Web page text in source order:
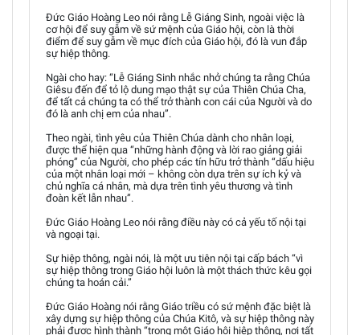
Đức Giáo Hoàng Leo nói rằng Lễ Giáng Sinh, ngoài việc là
cơ hội để suy gẫm về sứ mệnh của Giáo hội, còn là thời
điểm để suy gẫm về mục đích của Giáo hội, đó là vun đắp
sự hiệp thông.
Ngài cho hay: “Lễ Giáng Sinh nhắc nhở chúng ta rằng Chúa
Giêsu đến để tỏ lộ dung mạo thật sự của Thiên Chúa Cha,
để tất cả chúng ta có thể trở thành con cái của Người và do
đó là anh chị em của nhau”.
Theo ngài, tình yêu của Thiên Chúa dành cho nhân loại,
được thể hiện qua “những hành động và lời rao giảng giải
phóng” của Người, cho phép các tín hữu trở thành “dấu hiệu
của một nhân loại mới – không còn dựa trên sự ích kỷ và
chủ nghĩa cá nhân, mà dựa trên tình yêu thương và tình
đoàn kết lẫn nhau”.
Đức Giáo Hoàng Leo nói rằng điều này có cả yếu tố nội tại
và ngoại tại.
Sự hiệp thông, ngài nói, là một ưu tiên nội tại cấp bách “vì
sự hiệp thông trong Giáo hội luôn là một thách thức kêu gọi
chúng ta hoán cải.”
Đức Giáo Hoàng nói rằng Giáo triều có sứ mệnh đặc biệt là
xây dựng sự hiệp thông của Chúa Kitô, và sự hiệp thông này
phải được hình thành “trong một Giáo hội hiệp thông, nơi tất